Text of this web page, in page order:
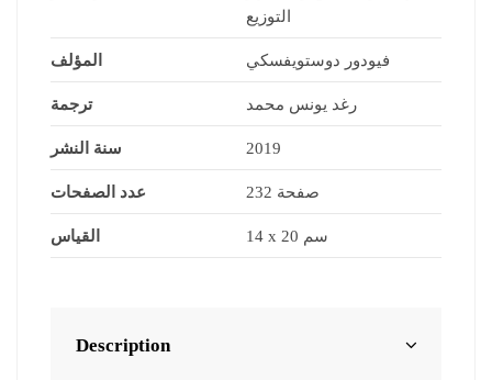
التوزيع
المؤلف فيودور دوستويفسكي
ترجمة رغد يونس محمد
سنة النشر 2019
عدد الصفحات 232 صفحة
القياس 14 x 20 سم
Description